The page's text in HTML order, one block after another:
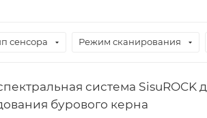
сенсора Режим сканирования
система SisuROCK
бурового керна